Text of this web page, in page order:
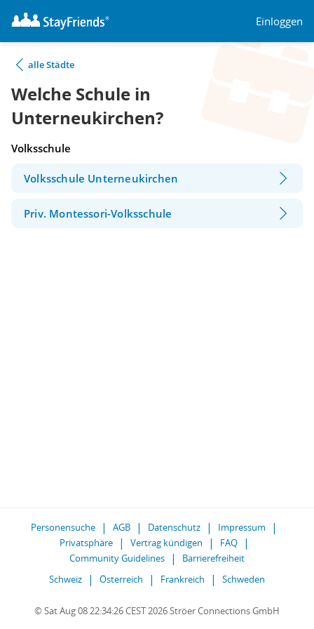
Einloggen
alle Städte
Welche Schule in
Unterneukirchen?
Volksschule
Volksschule Unterneukirchen
Priv. Montessori-Volksschule
Personensuche AGB Datenschutz
Impressum
Privatsphäre
Vertrag kündigen
FAQ
Community Guidelines
Barrierefreiheit
Schweiz
Österreich Frankreich Schweden
© Sat Aug 08 22:34:26 CEST 2026 Ströer Connections GmbH